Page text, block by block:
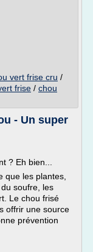
vert frise cru /
frise / chou
- Un super
? Eh bien...
que les plantes,
soufre, les
Le chou frisé
offrir une source
prévention